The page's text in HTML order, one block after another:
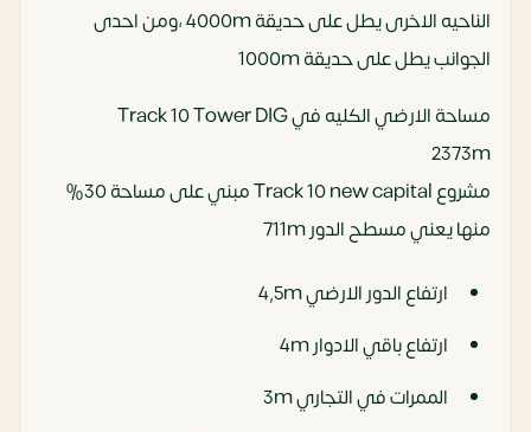
الناحيه الاخرى يطل على حديقة 4000m ،ومن احدى
الجوانب يطل على حديقة 1000m
مساحة الارضي الكليه في Track 10 Tower DIG
2373m
مشروع Track 10 new capital مبني على مساحة 30%
منها يعني مسطح الدور 711m
ارتفاع الدور الارضي 4,5m
ارتفاع باقي الادوار 4m
الممرات في التجاري 3m